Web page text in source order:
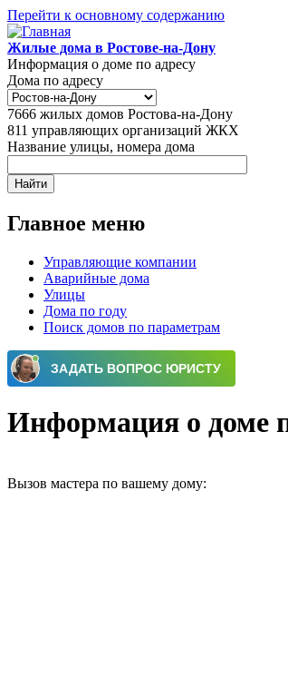
Перейти к основному содержанию
Жилые дома в Ростове-на-Дону
Информация о доме по адресу
Дома по адресу
7666 жилых домов Ростова-на-Дону
811 управляющих организаций ЖКХ
Название улицы, номера дома
Главное меню
Управляющие компании
Аварийные дома
Улицы
Дома по году
Поиск домов по параметрам
Информация о доме
Вызов мастера по вашему дому: